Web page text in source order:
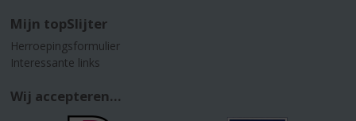
Mijn topSlijter
Herroepingsformulier
Interessante links
Wij accepteren...